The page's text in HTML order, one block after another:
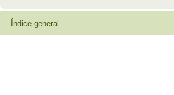
Índice general